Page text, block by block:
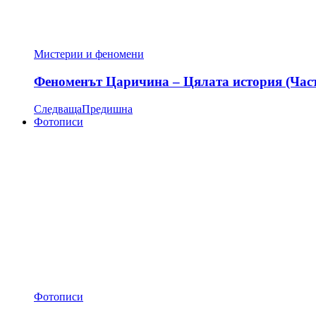
Мистерии и феномени
Феноменът Царичина – Цялата история
СледващаПредишна
Фотописи
Фотописи